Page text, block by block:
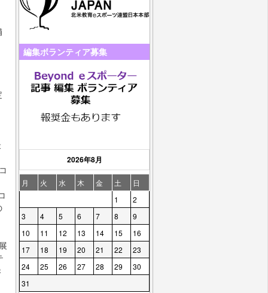
編集ボランティア募集
2026年8月
月 火 水 木 金 土
日
1
2
3
4 5 6 7 8
9
10
11 12 13 14 15
16
17
18 19 20 21 22
23
24
25 26 27 28 29
30
31